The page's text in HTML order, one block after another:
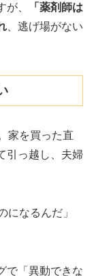
、
「薬剤師は
、逃げ場がない
家を買った直
引っ越し、夫婦
になるんだ」
で「異動できな